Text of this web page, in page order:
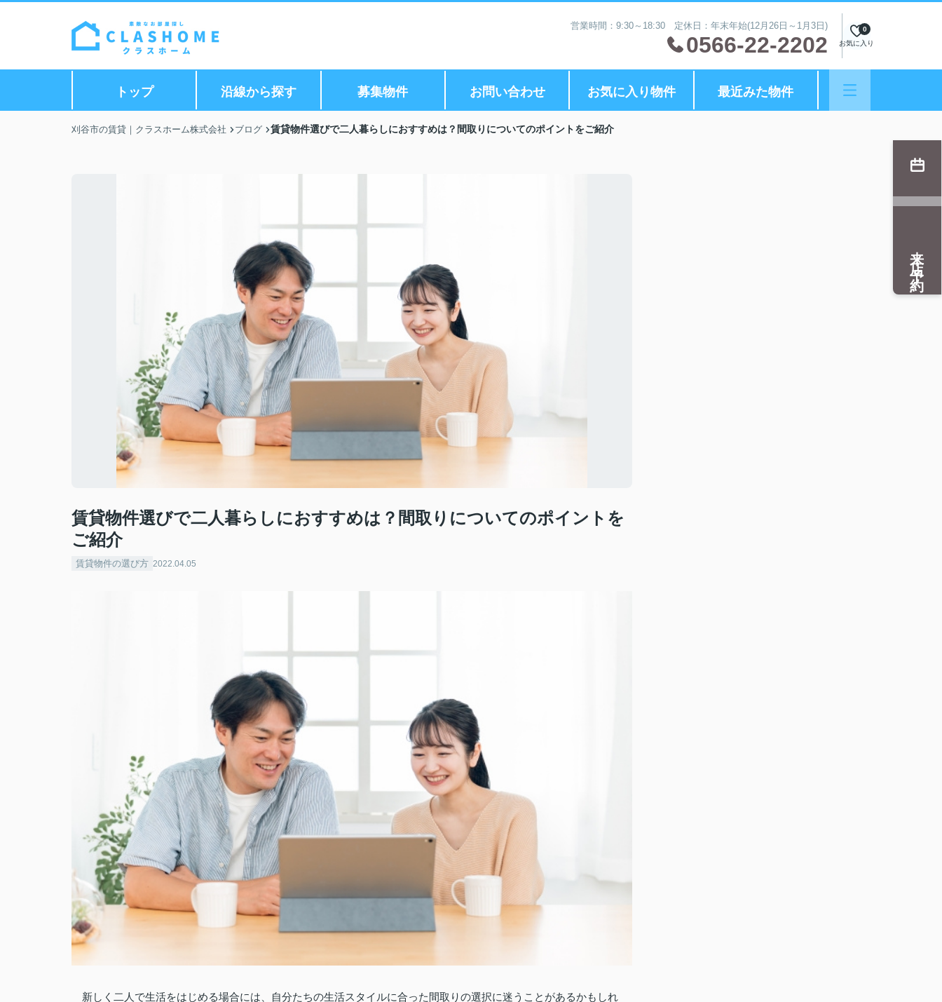
営業時間：9:30～18:30 定休日：年末年始(12月26日～1月3日)
0566-22-2202 お気に入り
0
トップ 沿線から探す 募集物件 お問い合わせ お気に入り物件 最近みた物件
刈谷市の賃貸｜クラスホーム株式会社 ブログ 賃貸物件選びで二人暮らしにおすすめは？間取りについてのポイントをご紹介
賃貸物件選びで二人暮らしにおすすめは？間取りについてのポイントを
ご紹介
賃貸物件の選び方 2022.04.05
新しく二人で生活をはじめる場合には、自分たちの生活スタイルに合った間取りの選択に迷うことがあるかもしれ
来店予約